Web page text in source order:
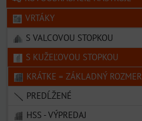
VRTÁKY
S VALCOVOU STOPKOU
S KUŽEĽOVOU STOPKOU
KRÁTKE = ZÁKLADNÝ ROZMER
PREDĹŽENÉ
HSS - VÝPREDAJ